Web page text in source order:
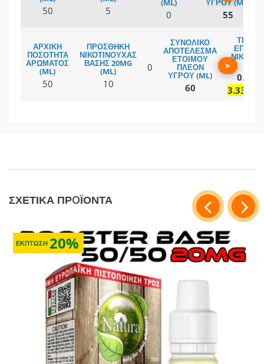
50 5 0 55
50 10
0
60
0.33
>
κλικ εδώ
ΣΧΕΤΙΚΑ ΠΡOΪΟΝΤΑ
ΕΚΠΤΩΣΗ 20%